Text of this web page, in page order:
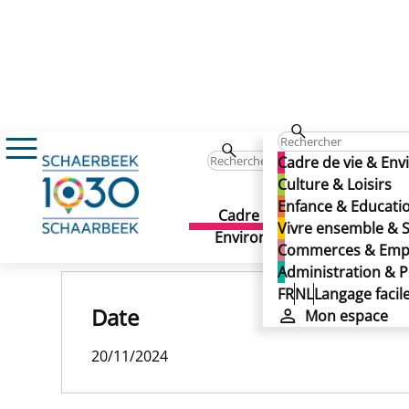
Cadre de vie &
Culture & Loisirs
Enfance &
Vivre ensemble &
Commerces &
Administration &
FRNLLangage
Mon espace
Cadre de vie &
Environnement
Culture
Marchés, brocantes, foires, braderies et
Marchés, brocantes,
Marchés, brocantes,
Publié le 25/02/2026
Date
20/11/2024